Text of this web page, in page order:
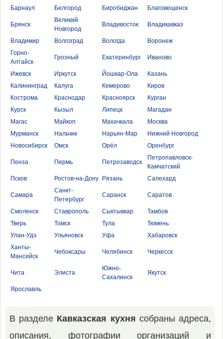
Барнаул
Белгород Биробиджан Благовещенск
Брянск
Великий
Новгород
Владивосток Владикавказ
Владимир Волгоград Вологда
Воронеж
Горно-
Алтайск
Грозный Екатеринбург Иваново
Ижевск Иркутск Йошкар-Ола
Казань
Калининград
Калуга Кемерово
Киров
Кострома
Краснодар Красноярск
Курган
Курск
Кызыл Липецк
Магадан
Магас
Майкоп Махачкала
Москва
Мурманск
Нальчик Нарьян-Мар
Нижний Новгород
Новосибирск
Омск Орёл Оренбург
Пенза Пермь Петрозаводск
Петропавловск-
Камчатский
Псков
Ростов-на-Дону Рязань Салехард
Самара
Санкт-
Петербург
Саранск Саратов
Смоленск Ставрополь Сыктывкар
Тамбов
Тверь
Томск Тула
Тюмень
Улан-Удэ
Ульяновск Уфа
Хабаровск
Ханты-
Мансийск
Чебоксары Челябинск Черкесск
Чита Элиста
Южно-
Сахалинск
Якутск
Ярославль
В разделе Кавказская кухня собраны адреса,
описания, фотографии организаций и